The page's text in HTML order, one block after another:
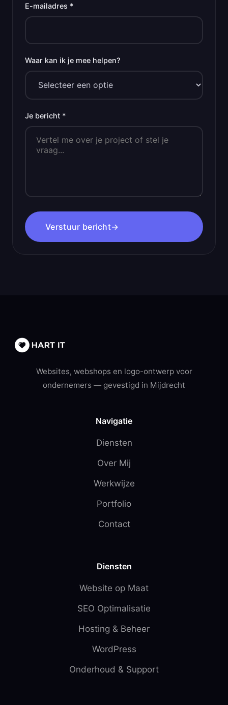
E-mailadres *
Waar kan ik je mee helpen?
Je bericht *
Verstuur bericht→
Websites, webshops en logo-ontwerp voor
ondernemers — gevestigd in Mijdrecht
Navigatie
Diensten
Over Mij
Werkwijze
Portfolio
Contact
Diensten
Website op Maat
SEO Optimalisatie
Hosting & Beheer
WordPress
Onderhoud & Support